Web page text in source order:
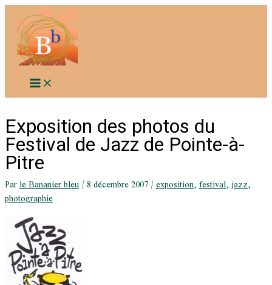
contenu
Exposition des photos du
Festival de Jazz de Pointe-à-
Pitre
Parle Bananier bleu/8 décembre 2007/exposition,festival,jazz,
photographie